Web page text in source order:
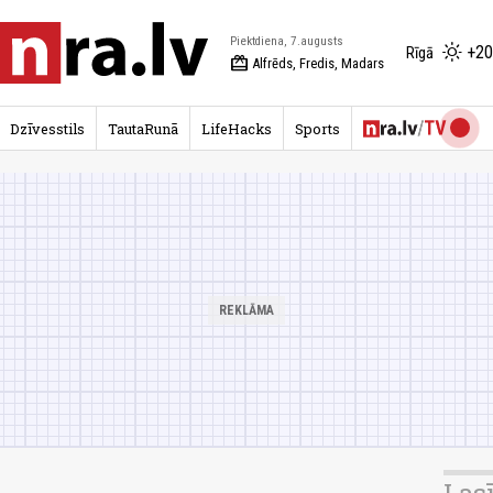
Piektdiena, 7.augusts
redeem Alfrēds, Fredis, Madars
Rīgā
Dzīvesstils TautaRunā LifeHacks Sports